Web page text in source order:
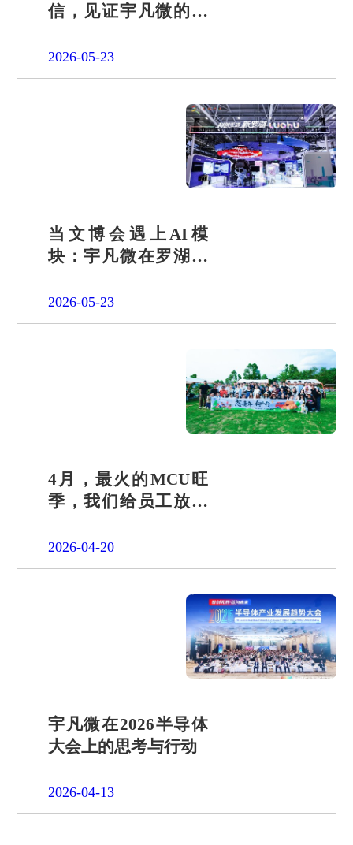
信，见证宇凡微的社
2026-05-23
当文博会遇上AI模
块：宇凡微在罗湖展
答卷
2026-05-23
4月，最火的MCU旺
季，我们给员工放了
2026-04-20
宇凡微在2026半导体
大会上的思考与行动
2026-04-13